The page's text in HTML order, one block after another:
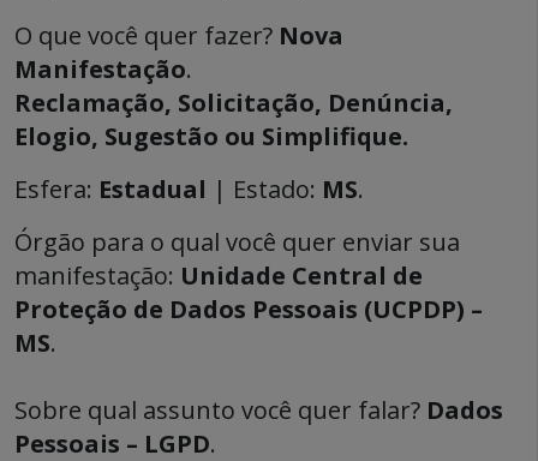
O que você quer fazer? Nova
Manifestação.
Reclamação, Solicitação, Denúncia,
Elogio, Sugestão ou Simplifique.
Esfera: Estadual | Estado: MS.
Órgão para o qual você quer enviar sua
manifestação: Unidade Central de
Proteção de Dados Pessoais (UCPDP) –
MS.
Sobre qual assunto você quer falar? Dados
Pessoais – LGPD.